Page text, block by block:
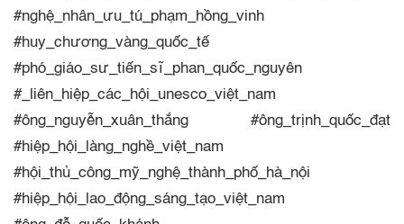
#nghệ_nhân_ưu_tú_phạm_hồng_vinh
#huy_chương_vàng_quốc_tế
#phó_giáo_sư_tiến_sĩ_phan_quốc_nguyên
#_liên_hiệp_các_hội_unesco_việt_nam
#ông_nguyễn_xuân_thắng #ông_trịnh_quốc_đạt
#hiệp_hội_làng_nghề_việt_nam
#hội_thủ_công_mỹ_nghệ_thành_phố_hà_nội
#hiệp_hội_lao_động_sáng_tạo_việt_nam